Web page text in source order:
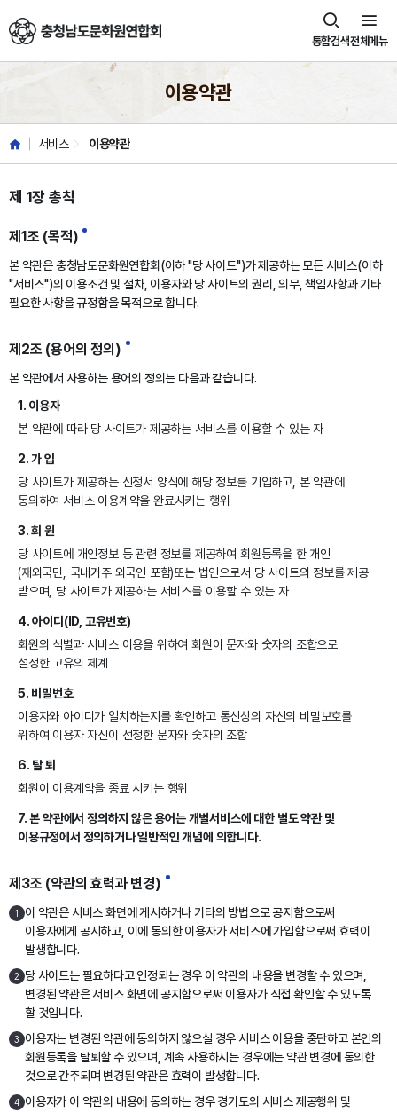
충청남도문화원연합회
통합검색전체메뉴
이용약관
서비스 이용약관
제 1장 총칙
제1조 (목적)
본 약관은 충청남도문화원연합회(이하 "당 사이트")가 제공하는 모든 서비스(이하
"서비스")의 이용조건 및 절차, 이용자와 당 사이트의 권리, 의무, 책임사항과 기타
필요한 사항을 규정함을 목적으로 합니다.
제2조 (용어의 정의)
본 약관에서 사용하는 용어의 정의는 다음과 같습니다.
1. 이용자
본 약관에 따라 당 사이트가 제공하는 서비스를 이용할 수 있는 자
2. 가 입
당 사이트가 제공하는 신청서 양식에 해당 정보를 기입하고, 본 약관에
동의하여 서비스 이용계약을 완료시키는 행위
3. 회 원
당 사이트에 개인정보 등 관련 정보를 제공하여 회원등록을 한 개인
(재외국민, 국내거주 외국인 포함)또는 법인으로서 당 사이트의 정보를 제공
받으며, 당 사이트가 제공하는 서비스를 이용할 수 있는 자
4. 아이디(ID, 고유번호)
회원의 식별과 서비스 이용을 위하여 회원이 문자와 숫자의 조합으로
설정한 고유의 체계
5. 비밀번호
이용자와 아이디가 일치하는지를 확인하고 통신상의 자신의 비밀보호를
위하여 이용자 자신이 선정한 문자와 숫자의 조합
6. 탈 퇴
회원이 이용계약을 종료 시키는 행위
7. 본 약관에서 정의하지 않은 용어는 개별서비스에 대한 별도 약관 및
이용규정에서 정의하거나 일반적인 개념에 의합니다.
제3조 (약관의 효력과 변경)
1
이 약관은 서비스 화면에 게시하거나 기타의 방법으로 공지함으로써
이용자에게 공시하고, 이에 동의한 이용자가 서비스에 가입함으로써 효력이
발생합니다.
2
당 사이트는 필요하다고 인정되는 경우 이 약관의 내용을 변경할 수 있으며,
변경된 약관은 서비스 화면에 공지함으로써 이용자가 직접 확인할 수 있도록
할 것입니다.
3
이용자는 변경된 약관에 동의하지 않으실 경우 서비스 이용을 중단하고 본인의
회원등록을 탈퇴할 수 있으며, 계속 사용하시는 경우에는 약관 변경에 동의한
것으로 간주되며 변경된 약관은 효력이 발생합니다.
4 이용자가 이 약관의 내용에 동의하는 경우 경기도의 서비스 제공행위 및